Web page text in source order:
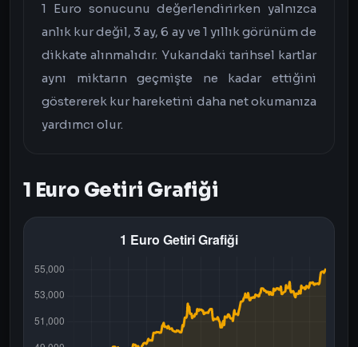
1 Euro sonucunu değerlendirirken yalnızca
anlık kur değil, 3 ay, 6 ay ve 1 yıllık görünüm de
dikkate alınmalıdır. Yukarıdaki tarihsel kartlar
aynı miktarın geçmişte ne kadar ettiğini
göstererek kur hareketini daha net okumanıza
yardımcı olur.
1 Euro Getiri Grafiği